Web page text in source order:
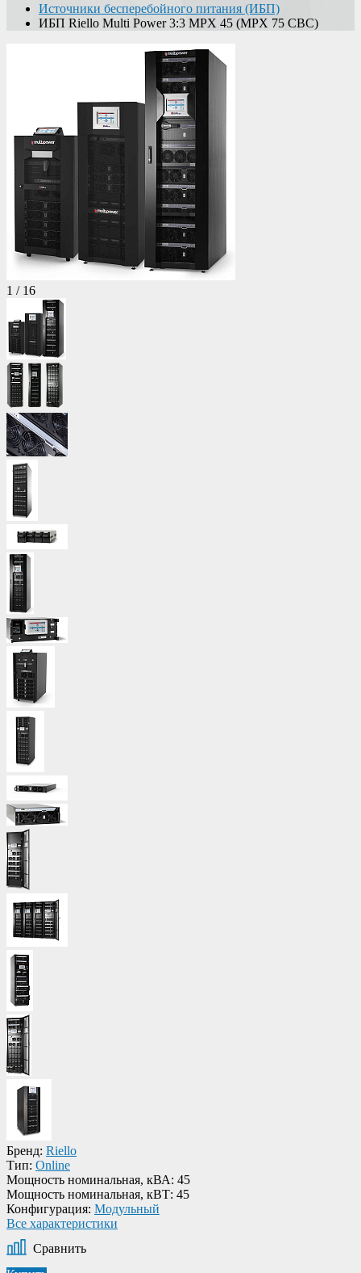
Источники бесперебойного питания (ИБП)
ИБП Riello Multi Power 3:3 MPX 45 (MPX 75 CBC)
1 / 16
Бренд: Riello
Тип: Online
Мощность номинальная, кВА: 45
Мощность номинальная, кВТ: 45
Конфигурация: Модульный
Все характеристики
Сравнить